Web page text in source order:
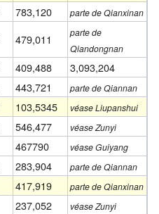
783,120 parte de Qianxinan
479,011
parte de
Qiandongnan
409,488
3,093,204
443,721 parte de Qiannan
103,5345 véase Liupanshui
546,477 véase Zunyi
467790 véase Guiyang
283,904 parte de Qiannan
417,919 parte de Qianxinan
237,052 véase Zunyi